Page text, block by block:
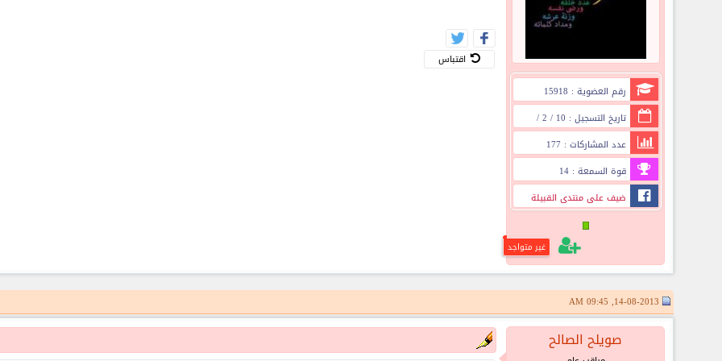
رقم العضوية : 15918
تاريخ التسجيل : 10 / 2 /
2013
عدد المشاركات : 177
قوة السمعة : 14
ضيف على منتدى القبيلة
غير متواجد
اقتباس
صويلح الصالح